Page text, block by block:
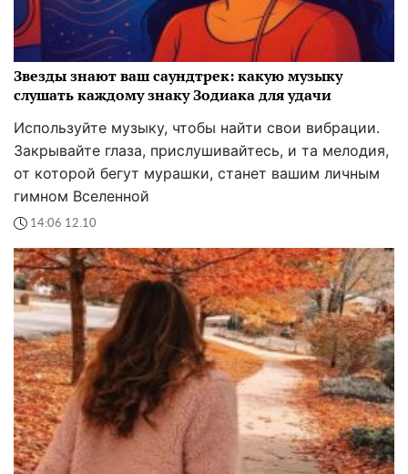
Звезды знают ваш саундтрек: какую музыку
слушать каждому знаку Зодиака для удачи
Используйте музыку, чтобы найти свои вибрации.
Закрывайте глаза, прислушивайтесь, и та мелодия,
от которой бегут мурашки, станет вашим личным
гимном Вселенной
14:06 12.10